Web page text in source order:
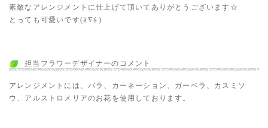
素敵なアレンジメントに仕上げて頂いてありがとうございます☆
とっても可愛いです(≧∇≦)
担当フラワーデザイナーのコメント
アレンジメントには、バラ、カーネーション、ガーベラ、カスミソ
ウ、アルストロメリアのお花を使用しております。